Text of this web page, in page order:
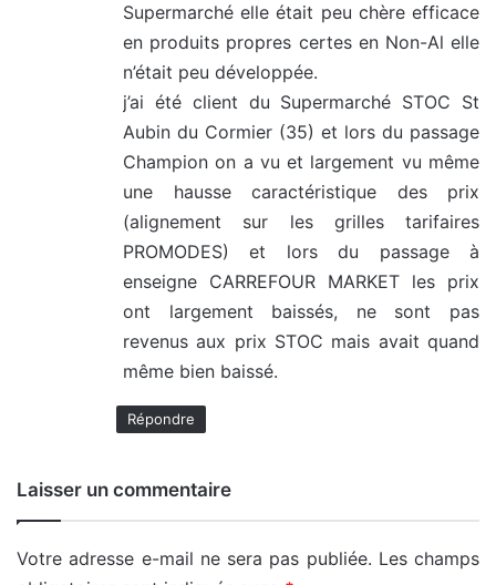
Supermarché elle était peu chère efficace
en produits propres certes en Non-Al elle
n’était peu développée.
j’ai été client du Supermarché STOC St
Aubin du Cormier (35) et lors du passage
Champion on a vu et largement vu même
une hausse caractéristique des prix
(alignement sur les grilles tarifaires
PROMODES) et lors du passage à
enseigne CARREFOUR MARKET les prix
ont largement baissés, ne sont pas
revenus aux prix STOC mais avait quand
même bien baissé.
Répondre
Laisser un commentaire
Votre adresse e-mail ne sera pas publiée. Les champs